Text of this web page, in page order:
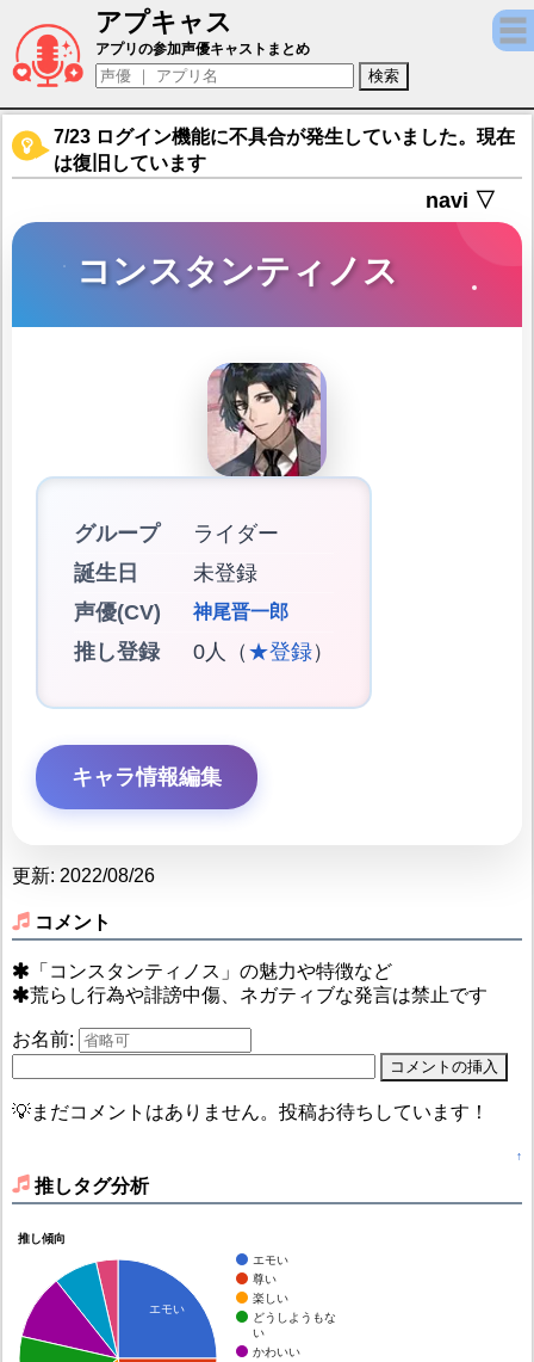
アプキャス
コンスタンティノス（声優：神尾晋一郎)【
アプリの参加声優キャストまとめ
7/23 ログイン機能に不具合が発生していました。現在
は復旧しています
navi ▽
コンスタンティノス
グループ
ライダー
誕生日
未登録
声優(CV)
神尾晋一郎
推し登録 0人（ ★登録）
キャラ情報編集
更新: 2022/08/26
コメント
「コンスタンティノス」の魅力や特徴など
荒らし行為や誹謗中傷、ネガティブな発言は禁止です
お名前:
💡まだコメントはありません。投稿お待ちしています！
↑
推しタグ分析
推し傾向
エモい
尊い
楽しい
どうしようもな
い
かわいい
エモい